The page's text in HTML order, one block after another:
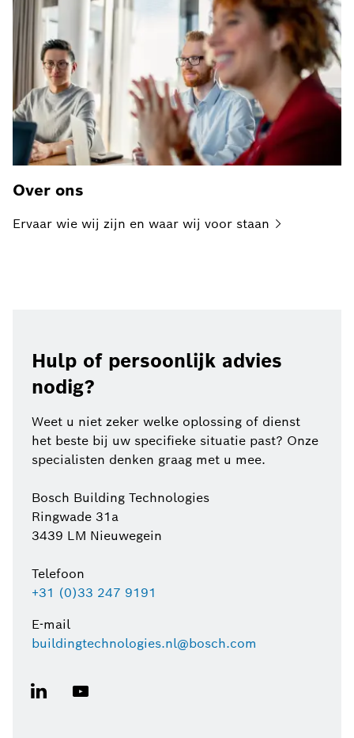
Over ons
Ervaar wie wij zijn en waar wij voor staan
Hulp of persoonlijk advies
nodig?
Weet u niet zeker welke oplossing of dienst
het beste bij uw specifieke situatie past? Onze
specialisten denken graag met u mee.
Bosch Building Technologies
Ringwade 31a
3439 LM Nieuwegein
Telefoon
+31 (0)33 247 9191
E-mail
buildingtechnologies.nl@bosch.com